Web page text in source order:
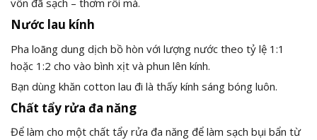
vốn đã sạch – thơm rồi mà.
Nước lau kính
Pha loãng dung dịch bồ hòn với lượng nước theo tỷ lệ 1:1
hoặc 1:2 cho vào bình xịt và phun lên kính.
Bạn dùng khăn cotton lau đi là thấy kính sáng bóng luôn.
Chất tẩy rửa đa năng
Để làm cho một chất tẩy rửa đa năng để làm sạch bụi bẩn từ